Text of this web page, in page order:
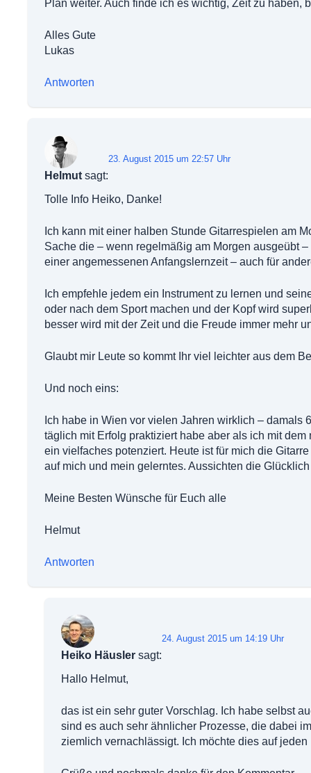
Plan weiter. Auch finde ich es wichtig, Zeit zu haben,
Alles Gute
Lukas
Antworten
Helmut sagt:
23. August 2015 um 22:57 Uhr
Tolle Info Heiko, Danke!
Ich kann mit einer halben Stunde Gitarrespielen am
Sache die – wenn regelmäßig am Morgen ausgeübt
einer angemessenen Anfangslernzeit – auch für
Ich empfehle jedem ein Instrument zu lernen und
oder nach dem Sport machen und der Kopf wird
besser wird mit der Zeit und die Freude immer mehr
Glaubt mir Leute so kommt Ihr viel leichter aus dem
Und noch eins:
Ich habe in Wien vor vielen Jahren wirklich –
täglich mit Erfolg praktiziert habe aber als ich mit
ein vielfaches potenziert. Heute ist für mich die
auf mich und mein gelerntes. Aussichten die
Meine Besten Wünsche für Euch alle
Helmut
Antworten
Heiko Häusler sagt:
24. August 2015 um 14:19 Uhr
Hallo Helmut,
das ist ein sehr guter Vorschlag. Ich habe selbst
sind es auch sehr ähnlicher Prozesse, die dabei
ziemlich vernachlässigt. Ich möchte dies auf